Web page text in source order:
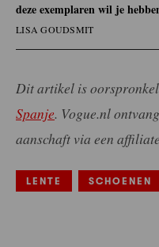
deze exemplaren wil je
LISA GOUDSMIT
Dit artikel is
Spanje. Vogue.nl
aanschaft via een
LENTE SCHOENEN